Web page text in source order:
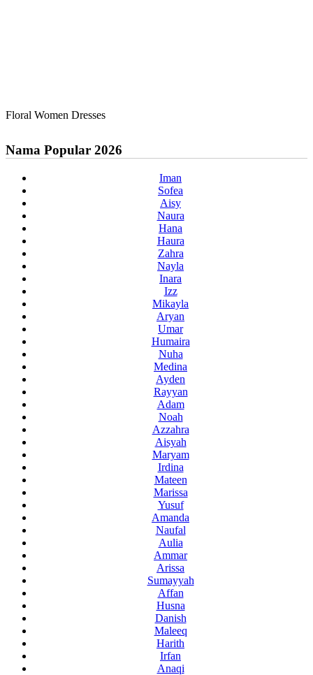
Floral Women Dresses
Nama Popular 2026
Iman
Sofea
Aisy
Naura
Hana
Haura
Zahra
Nayla
Inara
Izz
Mikayla
Aryan
Umar
Humaira
Nuha
Medina
Ayden
Rayyan
Adam
Noah
Azzahra
Aisyah
Maryam
Irdina
Mateen
Marissa
Yusuf
Amanda
Naufal
Aulia
Ammar
Arissa
Sumayyah
Affan
Husna
Danish
Maleeq
Harith
Irfan
Anaqi